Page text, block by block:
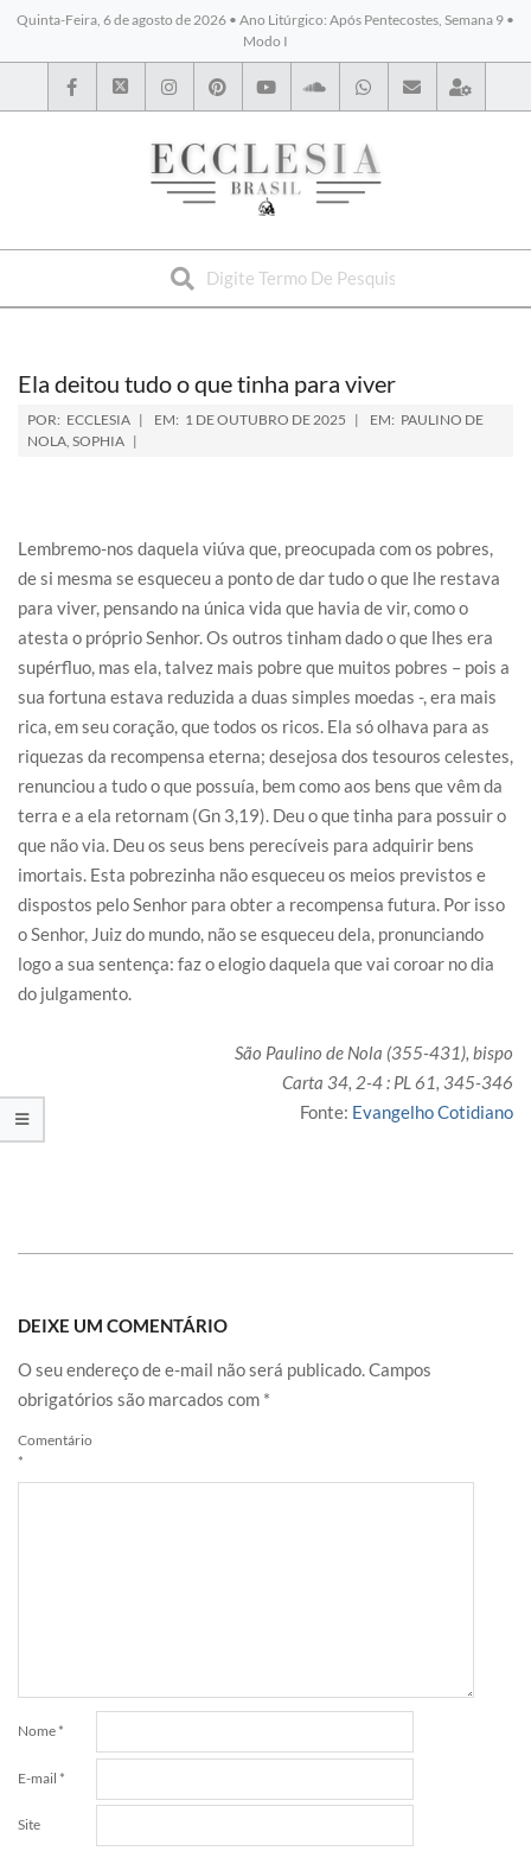
Quinta-Feira, 6 de agosto de 2026 • Ano Litúrgico: Após Pentecostes, Semana 9 •
Modo I
BYBLOS
Ela deitou tudo o que tinha para viver
POR: ECCLESIA EM: 1 DE OUTUBRO DE 2025 EM: PAULINO DE
NOLA, SOPHIA
Lembremo-nos daquela viúva que, preocupada com os pobres,
de si mesma se esqueceu a ponto de dar tudo o que lhe restava
para viver, pensando na única vida que havia de vir, como o
atesta o próprio Senhor. Os outros tinham dado o que lhes era
supérfluo, mas ela, talvez mais pobre que muitos pobres – pois a
sua fortuna estava reduzida a duas simples moedas -, era mais
rica, em seu coração, que todos os ricos. Ela só olhava para as
riquezas da recompensa eterna; desejosa dos tesouros celestes,
renunciou a tudo o que possuía, bem como aos bens que vêm da
terra e a ela retornam (Gn 3,19). Deu o que tinha para possuir o
que não via. Deu os seus bens perecíveis para adquirir bens
imortais. Esta pobrezinha não esqueceu os meios previstos e
dispostos pelo Senhor para obter a recompensa futura. Por isso
o Senhor, Juiz do mundo, não se esqueceu dela, pronunciando
logo a sua sentença: faz o elogio daquela que vai coroar no dia
do julgamento.
São Paulino de Nola (355-431), bispo
Carta 34, 2-4 : PL 61, 345-346
Fonte: Evangelho Cotidiano
DEIXE UM COMENTÁRIO
O seu endereço de e-mail não será publicado.Campos
obrigatórios são marcados com *
Comentário
*
Nome *
E-mail *
Site